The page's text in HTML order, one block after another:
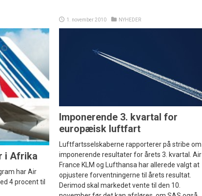
i Afrika
har Air
4 procent til
1. november 2010 NYHEDER
Imponerende 3. kvartal for
europæisk luftfart
Luftfartsselskaberne rapporterer på stribe om
imponerende resultater for årets 3. kvartal. Air
France KLM og Lufthansa har allerede valgt at
opjustere forventningerne til årets resultat.
Derimod skal markedet vente til den 10.